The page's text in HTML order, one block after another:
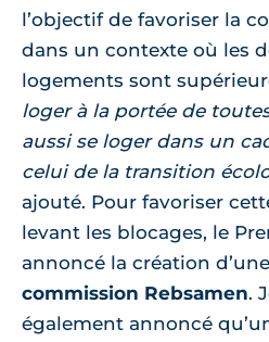
l’objectif de favoriser la
dans un contexte où les
logements sont
loger à la portée de
aussi se loger dans un
celui de la transition
ajouté. Pour favoriser
levant les blocages, le
annoncé la création
commission Rebsamen.
également annoncé